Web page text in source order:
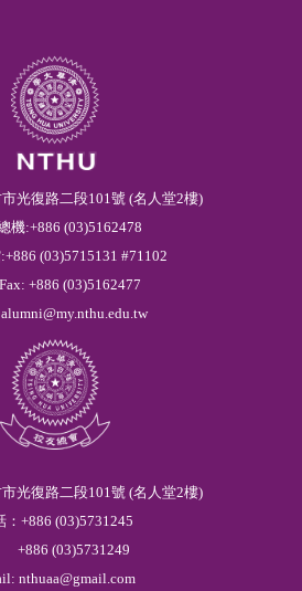
光復路二段101號 (名人堂2樓)
機:+886 (03)5162478
(03)5715131 #71102
+886 (03)5162477
alumni@my.nthu.edu.tw
光復路二段101號 (名人堂2樓)
： +886 (03)5731245
+886 (03)5731249
nthuaa@gmail.com